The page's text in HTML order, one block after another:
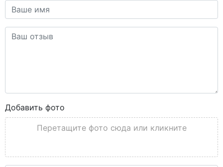
Добавить фото
Перетащите фото сюда или кликните